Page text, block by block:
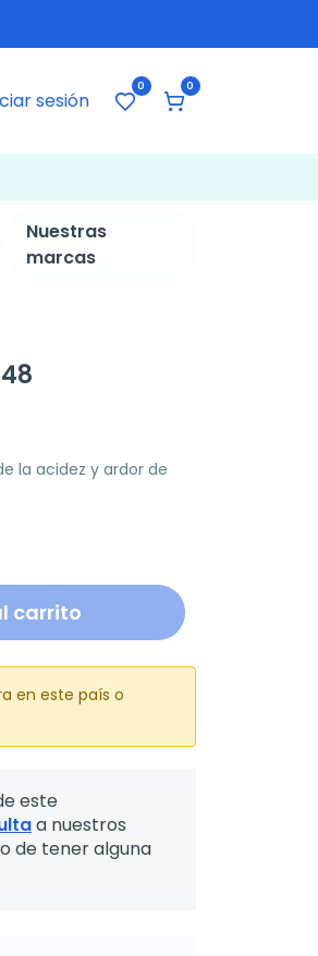
sesión
0 0
Nuestras
marcas
la acidez y ardor de
carrito
en este país o
este
a nuestros
de tener alguna